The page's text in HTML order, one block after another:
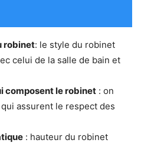
robinet: le style du robinet
celui de la salle de bain et
composent le robinet : on
assurent le respect des
: hauteur du robinet